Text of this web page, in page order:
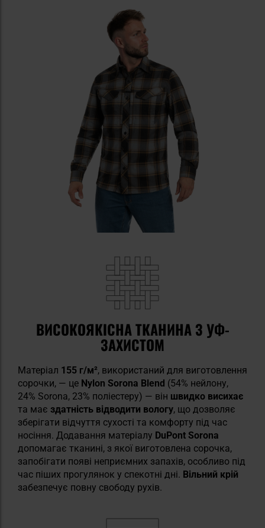
ВИСОКОЯКІСНА ТКАНИНА З УФ-
ЗАХИСТОМ
Матеріал 155 г/м², використаний для виготовлення
сорочки, — це Nylon Sorona Blend (54% нейлону,
24% Sorona, 23% поліестеру) — він швидко висихає
та має здатність відводити вологу, що дозволяє
зберігати відчуття сухості та комфорту під час
носіння. Додавання матеріалу DuPont Sorona
допомагає тканині, з якої виготовлена сорочка,
запобігати появі неприємних запахів, особливо під
час піших прогулянок у спекотні дні. Вільний крій
забезпечує повну свободу рухів.